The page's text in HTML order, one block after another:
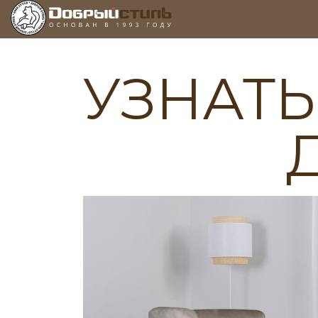
Ваше имя*